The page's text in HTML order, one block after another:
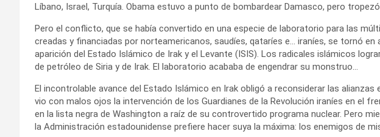
Líbano, Israel, Turquía. Obama estuvo a punto de bombardear Damasco, pero
Pero el conflicto, que se había convertido en una especie de laboratorio para las
creadas y financiadas por norteamericanos, saudíes, qataríes e… iraníes, se tornó en
aparición del Estado Islámico de Irak y el Levante (ISIS). Los radicales islámicos
de petróleo de Siria y de Irak. El laboratorio acababa de engendrar su monstruo…
El incontrolable avance del Estado Islámico en Irak obligó a reconsiderar las alianzas
vio con malos ojos la intervención de los Guardianes de la Revolución iraníes en el
en la lista negra de Washington a raíz de su controvertido programa nuclear. Pero
la Administración estadounidense prefiere hacer suya la máxima: los enemigos de